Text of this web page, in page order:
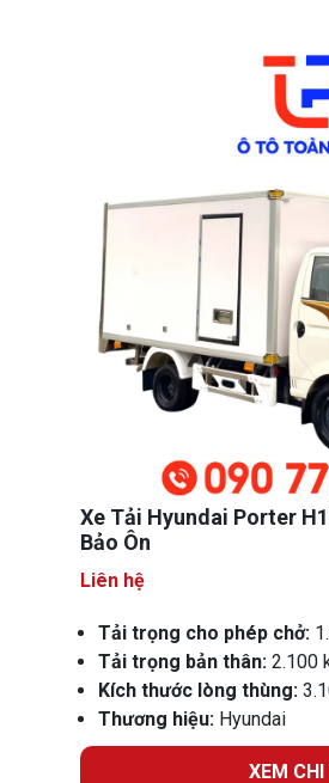
Xe Tải Hyundai Porter
Bảo Ôn
Liên hệ
Tải trọng cho phép chở:
Tải trọng bản thân: 2.100
Kích thước lòng thùng:
Thương hiệu: Hyundai
XEM